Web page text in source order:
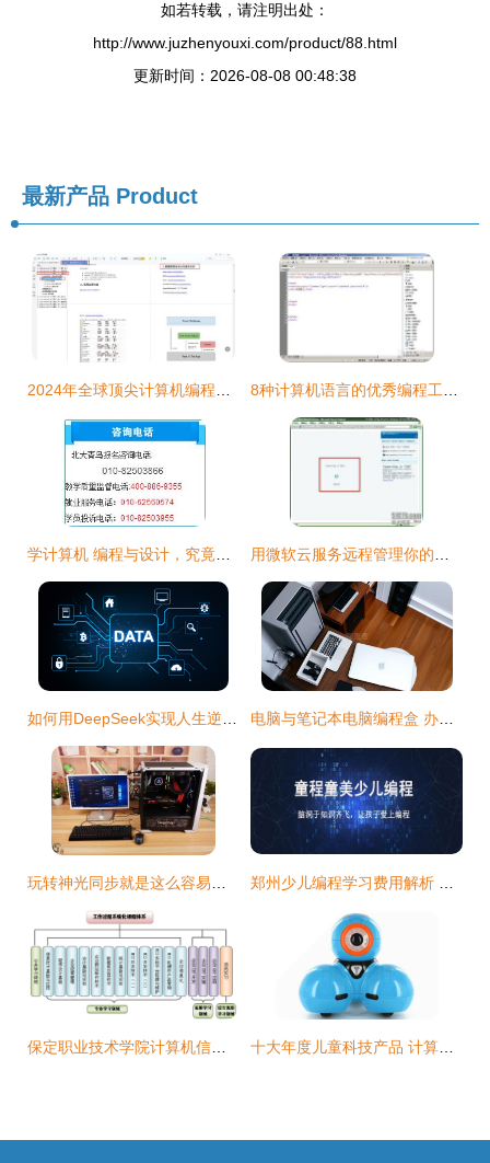
如若转载，请注明出处：
http://www.juzhenyouxi.com/product/88.html
更新时间：2026-08-08 00:48:38
最新产品 Product